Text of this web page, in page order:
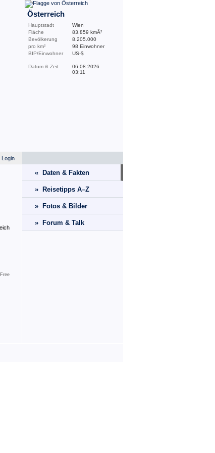
Österreich
Hauptstadt
Wien
Fläche
83.859 kmÂ²
Bevölkerung
8.205.000
pro km²
98 Einwohner
BIP/Einwohner
US-$
Datum & Zeit
06.08.2026
03:11
Login
« Daten & Fakten
» Reisetipps A–Z
» Fotos & Bilder
» Forum & Talk